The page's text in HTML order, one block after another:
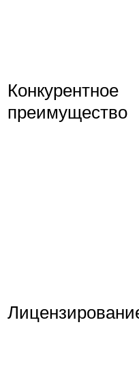
Конкурентное
преимущество